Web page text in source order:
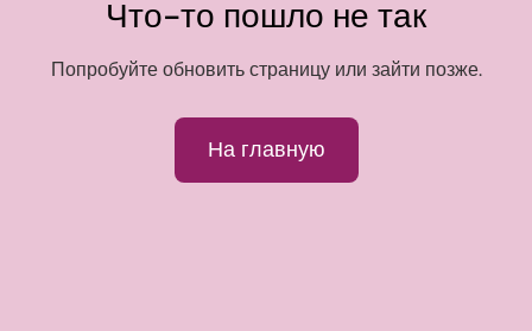
Что-то пошло не так
Попробуйте обновить страницу или зайти позже.
На главную